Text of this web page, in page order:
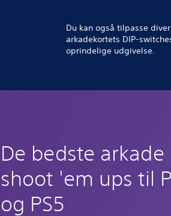
Du kan også tilpasse
arkadekortets DIP-
oprindelige udgivelse.
De bedste arkade
shoot 'em ups til
og PS5